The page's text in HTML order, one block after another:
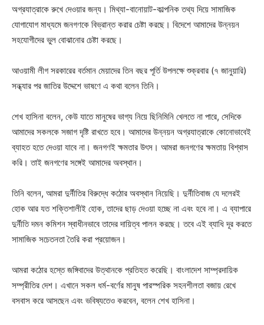
অগ্রযাত্রাকে রুখে দেওয়ার জন্য। মিথ্যা-বানোয়াট-কাল্পনিক তথ্য দিয়ে সামাজিক
যোগাযোগ মাধ্যমে জনগণকে বিভ্রান্ত করার চেষ্টা করছে। বিদেশে আমাদের উন্নয়ন
সহযোগীদের ভুল বোঝানোর চেষ্টা করছে।
আওয়ামী লীগ সরকারের বর্তমান মেয়াদের তিন বছর পূর্তি উপলক্ষে শুক্রবার (৭ জানুয়ারি)
সন্ধ্যার পর জাতির উদ্দেশে ভাষণে এ কথা বলেন তিনি।
শেখ হাসিনা বলেন, কেউ যাতে মানুষের ভাগ্য নিয়ে ছিনিমিনি খেলতে না পারে, সেদিকে
আমাদের সকলকে সজাগ দৃষ্টি রাখতে হবে। আমাদের উন্নয়ন অগ্রযাত্রাকে কোনোভাবেই
ব্যাহত হতে দেওয়া যাবে না। জনগণই ক্ষমতার উৎস। আমরা জনগণের ক্ষমতায় বিশ্বাস
করি। তাই জনগণের সঙ্গেই আমাদের অবস্থান।
তিনি বলেন, আমরা দুর্নীতির বিরুদ্ধে কঠোর অবস্থান নিয়েছি। দুর্নীতিবাজ যে দলেরই
হোক আর যত শক্তিশালীই হোক, তাদের ছাড় দেওয়া হচ্ছে না এবং হবে না। এ ব্যাপারে
দুর্নীতি দমন কমিশন স্বাধীনভাবে তাদের দায়িত্ব পালন করছে। তবে এই ব্যাধি দূর করতে
সামাজিক সচেতনতা তৈরি করা প্রয়োজন।
আমরা কঠোর হস্তে জঙ্গিবাদের উত্থানকে প্রতিহত করেছি। বাংলাদেশ সাম্প্রদায়িক
সম্প্রীতির দেশ। এখানে সকল ধর্ম-বর্ণের মানুষ পারস্পরিক সহনশীলতা বজায় রেখে
বসবাস করে আসছেন এবং ভবিষ্যতেও করবেন, বলেন শেখ হাসিনা।